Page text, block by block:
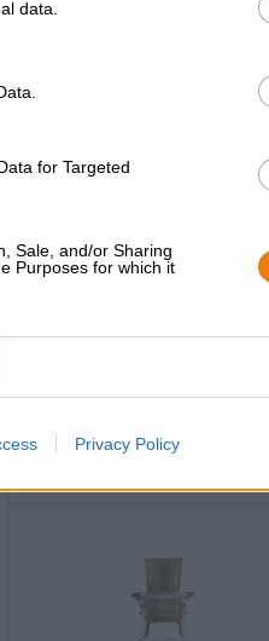
data.
for Targeted
Sale, and/or Sharing
Purposes for which it
Privacy Policy
Frankenin olut
mini hopfen-gin
(1)